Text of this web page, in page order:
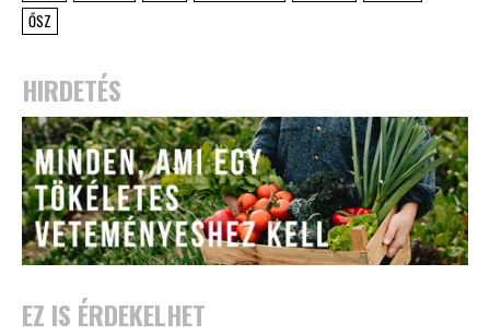
ŐSZ
HIRDETÉS
EZ IS ÉRDEKELHET